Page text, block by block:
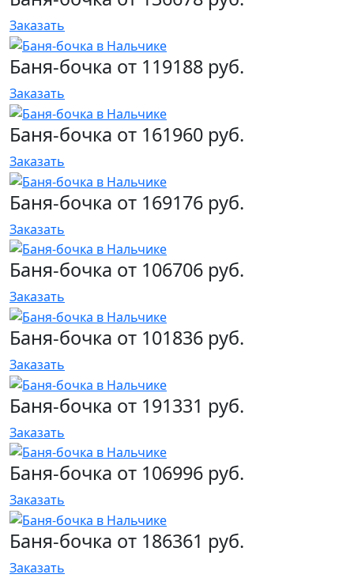
Заказать
Баня-бочка от 119188 руб.
Заказать
Баня-бочка от 161960 руб.
Заказать
Баня-бочка от 169176 руб.
Заказать
Баня-бочка от 106706 руб.
Заказать
Баня-бочка от 101836 руб.
Заказать
Баня-бочка от 191331 руб.
Заказать
Баня-бочка от 106996 руб.
Заказать
Баня-бочка от 186361 руб.
Заказать